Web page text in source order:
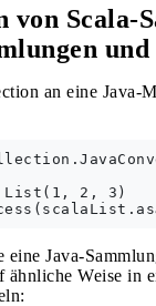
Scala-
an eine Java-
List(1, 2, 3)
eine Java-
ähnliche Weise in